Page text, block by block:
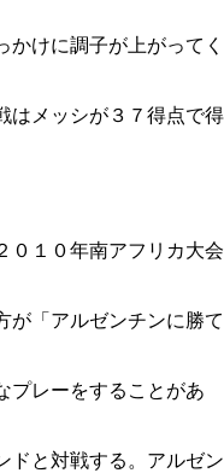
けに調子が上がってく
はメッシが３７得点で得
０１０年南アフリカ大会
が「アルゼンチンに勝て
プレーをすることがあ
ドと対戦する。アルゼン